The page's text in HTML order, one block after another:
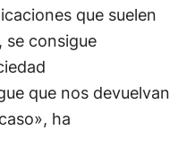
que suelen
se consigue
que nos devuelvan
ha